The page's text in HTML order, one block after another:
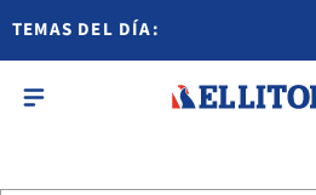
TEMAS DEL DÍA: